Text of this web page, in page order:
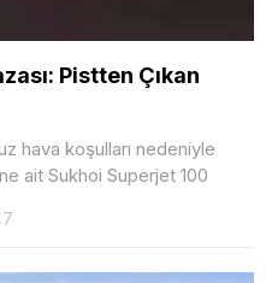
Pistten Çıkan
hava koşulları nedeniyle
ait Sukhoi Superjet 100